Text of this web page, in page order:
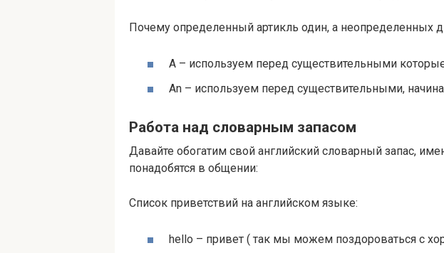
Почему определенный артикль один, а неопределенных
А – используем перед существительными которые
An – используем перед существительными,
Работа над словарным запасом
Давайте обогатим свой английский словарный запас,
понадобятся в общении:
Список приветствий на английском языке:
hel­lo – привет ( так мы можем поздороваться с